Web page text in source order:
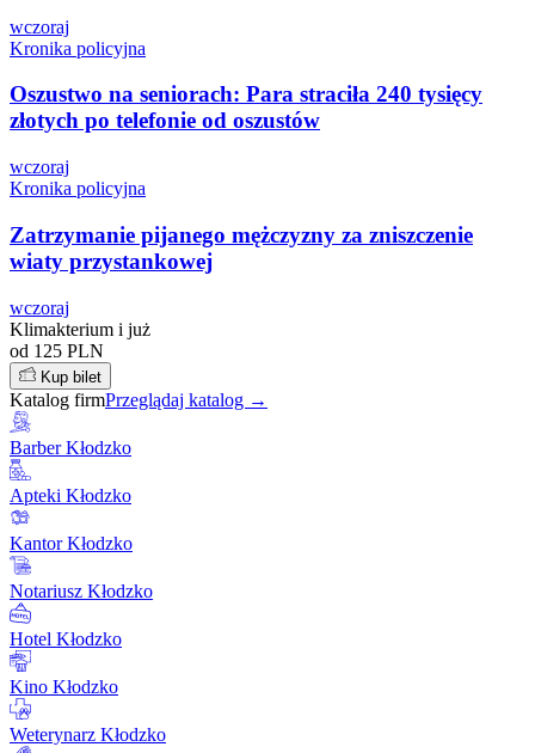
wczoraj
Kronika policyjna
Oszustwo na seniorach: Para straciła 240 tysięcy
złotych po telefonie od oszustów
wczoraj
Kronika policyjna
Zatrzymanie pijanego mężczyzny za zniszczenie
wiaty przystankowej
wczoraj
Klimakterium i już
od 125 PLN
Kup bilet
Katalog firmPrzeglądaj katalog →
Barber Kłodzko
Apteki Kłodzko
Kantor Kłodzko
Notariusz Kłodzko
Hotel Kłodzko
Kino Kłodzko
Weterynarz Kłodzko